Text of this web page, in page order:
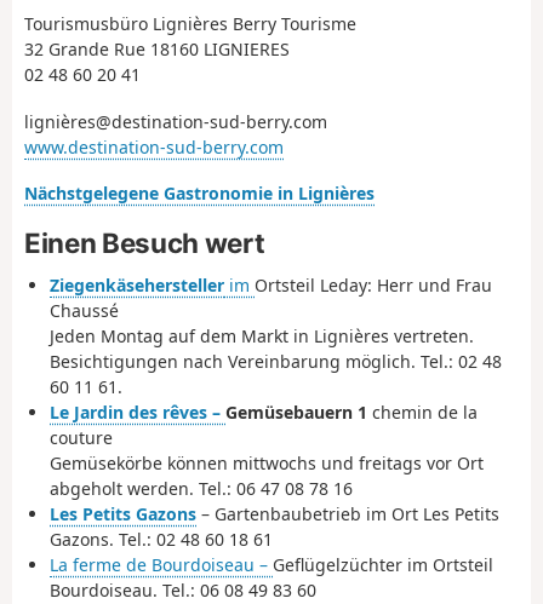
Tourismusbüro Lignières Berry Tourisme
32 Grande Rue 18160 LIGNIERES
02 48 60 20 41
lignières@destination-sud-berry.com
www.destination-sud-berry.com
Nächstgelegene Gastronomie in Lignières
Einen Besuch wert
Ziegenkäsehersteller im Ortsteil Leday: Herr und Frau
Chaussé
Jeden Montag auf dem Markt in Lignières vertreten.
Besichtigungen nach Vereinbarung möglich. Tel.: 02 48
60 11 61.
Le Jardin des rêves – Gemüsebauern 1 chemin de la
couture
Gemüsekörbe können mittwochs und freitags vor Ort
abgeholt werden. Tel.: 06 47 08 78 16
Les Petits Gazons – Gartenbaubetrieb im Ort Les Petits
Gazons. Tel.: 02 48 60 18 61
La ferme de Bourdoiseau – Geflügelzüchter im Ortsteil
Bourdoiseau. Tel.: 06 08 49 83 60